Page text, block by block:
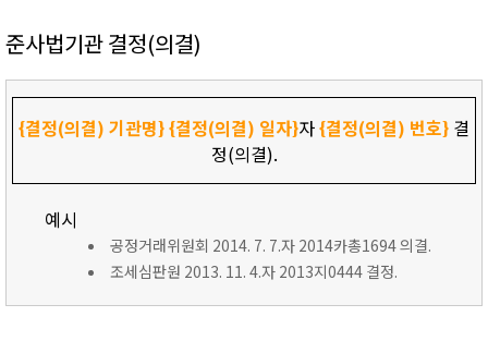
준사법기관 결정(의결)
{결정(의결) 기관명}{결정(의결) 일자}자{결정(의결) 번호} 결
정(의결).
예시
공정거래위원회 2014. 7. 7.자 2014카총1694 의결.
조세심판원 2013. 11. 4.자 2013지0444 결정.